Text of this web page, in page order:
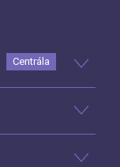
Centrála